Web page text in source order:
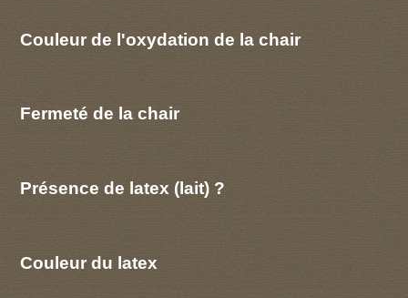
Couleur de l'oxydation de la chair
Fermeté de la chair
Présence de latex (lait) ?
Couleur du latex